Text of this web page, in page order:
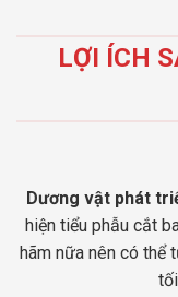
LỢI ÍCH
Dương vật phát
hiện tiểu phẫu cắt
hãm nữa nên có